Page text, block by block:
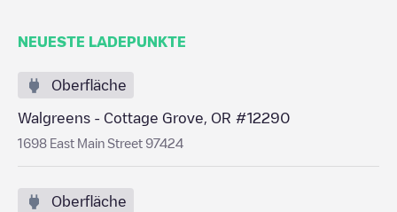
NEUESTE LADEPUNKTE
Oberfläche
Walgreens - Cottage Grove, OR #12290
1698 East Main Street 97424
Oberfläche